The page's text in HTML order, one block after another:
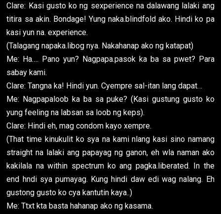
Clare: Kasi gusto ko ng sexperience na dalawang lalaki ang
titira sa akin. Bondage! Yung naka.blindfold ako. Hindi ko pa
kasi yun na. experience.
(Talagang napaka.libog nya. Nakahanap ako ng katapat)
Me: Ha…. Pano yun? Nagpapa.pasok ka ba sa pwet? Para
sabay kami.
Clare: Tangna ka! Hindi yun. Cyempre sal-itan lang dapat…
Me: Nagpapaloob ka ba sa puke? (Kasi gustung gusto ko
yung feeling na labsan sa loob ng keps).
Clare: Hindi eh, mag condom kayo xempre.
(That time kinukulit ko sya na kami nlang kasi sino namang
straight na lalaki ang papayag ng ganon, eh wla naman ako
kakilala na within spectrum ko ang pagka.liberated. In the
end hndi sya pumayag. Kung hindi daw edi wag nalang. Eh
gustong gusto ko cya kantutin kaya..)
Me: Ttxt kta basta hahanap ako ng kasama.